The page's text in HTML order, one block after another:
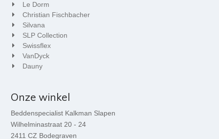
Le Dorm
Christian Fischbacher
Silvana
SLP Collection
Swissflex
VanDyck
Dauny
Onze winkel
Beddenspecialist Kalkman Slapen
Wilhelminastraat 20 - 24
2411 CZ Bodegraven